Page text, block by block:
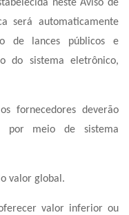
neste Aviso de
será automaticamente
de lances públicos e
do sistema eletrônico,
fornecedores deverão
por meio de sistema
valor global.
valor inferior ou